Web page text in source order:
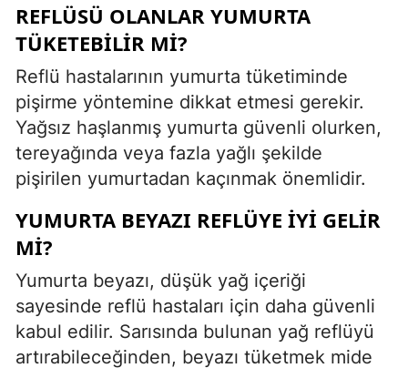
REFLÜSÜ OLANLAR YUMURTA
TÜKETEBILIR MI?
Reflü hastalarının yumurta tüketiminde
pişirme yöntemine dikkat etmesi gerekir.
Yağsız haşlanmış yumurta güvenli olurken,
tereyağında veya fazla yağlı şekilde
pişirilen yumurtadan kaçınmak önemlidir.
YUMURTA BEYAZI REFLÜYE İYI GELIR
MI?
Yumurta beyazı, düşük yağ içeriği
sayesinde reflü hastaları için daha güvenli
kabul edilir. Sarısında bulunan yağ reflüyü
artırabileceğinden, beyazı tüketmek mide